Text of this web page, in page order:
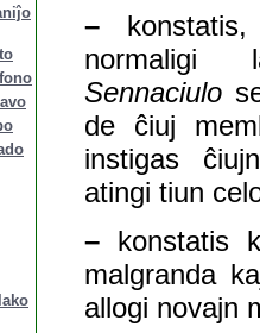
–
normaligi
Sennaciulo
de ĉiuj
instigas
atingi tiun
– konstatis
malgranda
allogi novajn